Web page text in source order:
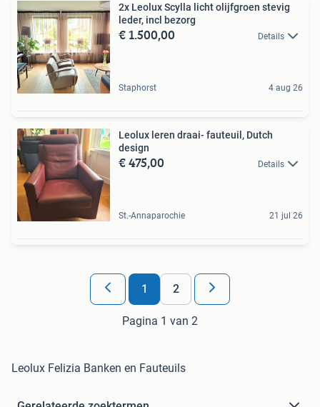
2x Leolux Scylla licht olijfgroen stevig
leder, incl bezorg
€ 1.500,00 Details
Staphorst 4 aug 26
Leolux leren draai- fauteuil, Dutch
design
€ 475,00 Details
St.-Annaparochie 21 jul 26
1 2
Pagina 1 van 2
Leolux Felizia Banken en Fauteuils